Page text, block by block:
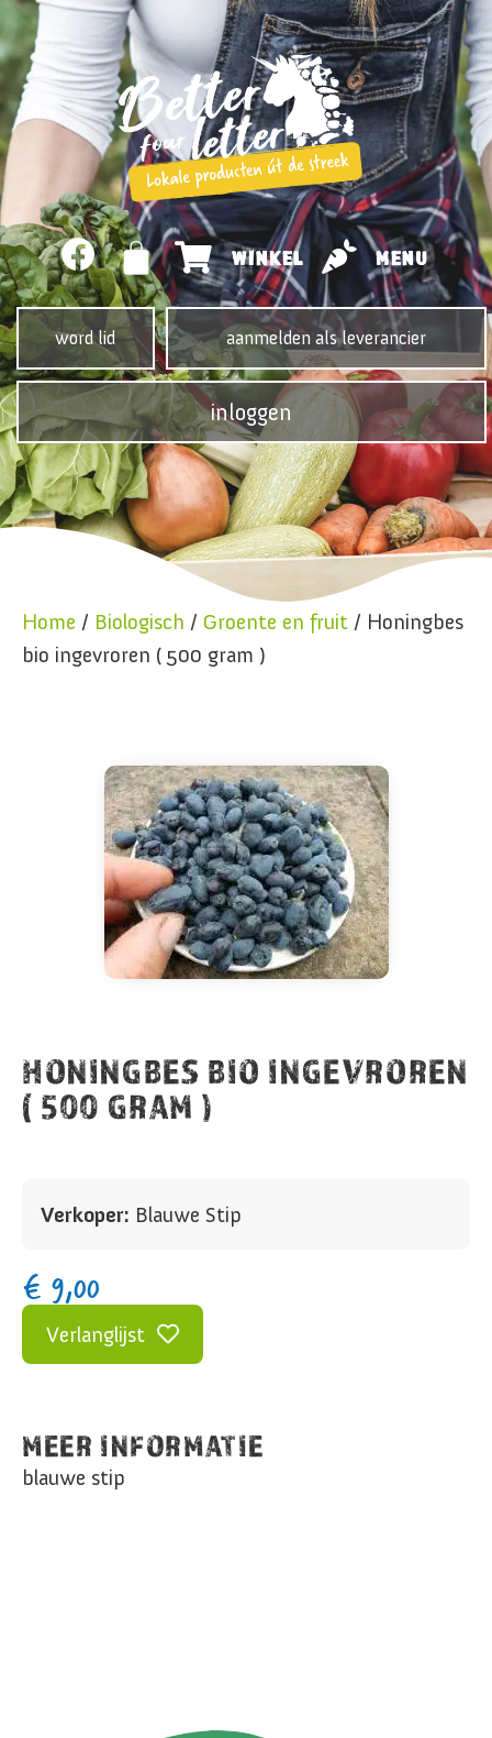
WINKEL MENU
word lid aanmelden als leverancier
inloggen
Home / Biologisch / Groente en fruit / Honingbes
bio ingevroren ( 500 gram )
HONINGBES BIO INGEVROREN
( 500 GRAM )
Verkoper: Blauwe Stip
€ 9,00
Verlanglijst
MEER INFORMATIE
blauwe stip